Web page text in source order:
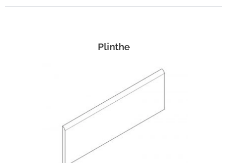
Plinthe